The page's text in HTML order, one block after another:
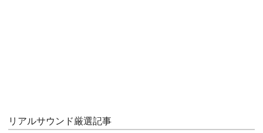
リアルサウンド厳選記事